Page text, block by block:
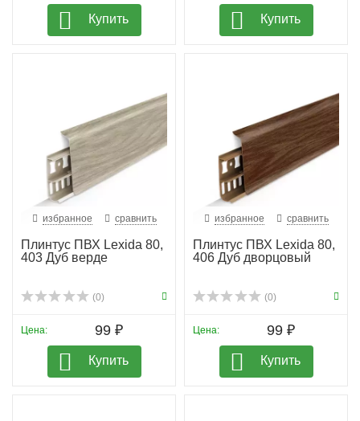
Купить Купить
избранное сравнить
Плинтус ПВХ Lexida 80,
403 Дуб верде
(0)
Цена: 99 ₽
Купить
избранное сравнить
Плинтус ПВХ Lexida 80,
406 Дуб дворцовый
(0)
Цена: 99 ₽
Купить